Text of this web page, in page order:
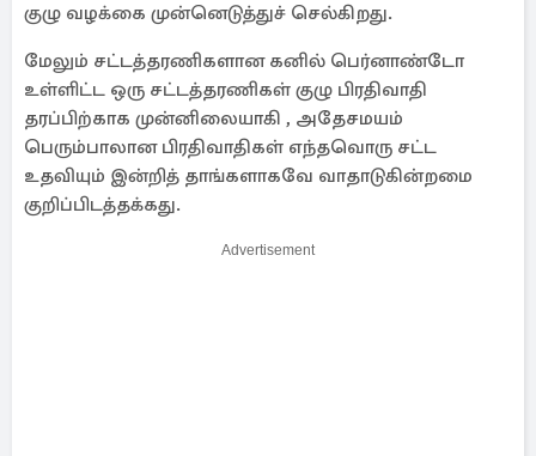
குழு வழக்கை முன்னெடுத்துச் செல்கிறது.
மேலும் சட்டத்தரணிகளான கனில் பெர்னாண்டோ
உள்ளிட்ட ஒரு சட்டத்தரணிகள் குழு பிரதிவாதி
தரப்பிற்காக முன்னிலையாகி , அதேசமயம்
பெரும்பாலான பிரதிவாதிகள் எந்தவொரு சட்ட
உதவியும் இன்றித் தாங்களாகவே வாதாடுகின்றமை
குறிப்பிடத்தக்கது.
Advertisement